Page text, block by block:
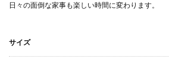
日々の面倒な家事も楽しい時間に変わります。
サイズ